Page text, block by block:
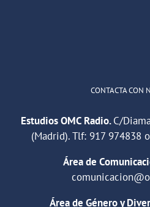
CONTACTA CON
Estudios OMC Radio.C/
(Madrid). Tlf: 917 974838
Área de
Área de Género y